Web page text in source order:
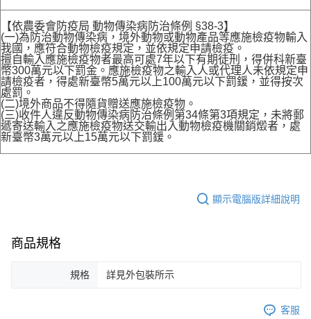
【依農委會防疫局 動物傳染病防治條例 §38-3】
(一)為防治動物傳染病，境外動物或動物產品等應施檢疫物輸入
我國，應符合動物檢疫規定，並依規定申請檢疫。
擅自輸入應施檢疫物者最高可處7年以下有期徒刑，得併科新臺
幣300萬元以下罰金。應施檢疫物之輸入人或代理人未依規定申
請檢疫者，得處新臺幣5萬元以上100萬元以下罰鍰，並得按次
處罰。
(二)境外商品不得隨貨贈送應施檢疫物。
(三)收件人違反動物傳染病防治條例第34條第3項規定，未將郵
遞寄送輸入之應施檢疫物送交輸出入動物檢疫機關銷燬者，處
新臺幣3萬元以上15萬元以下罰鍰。
顯示電腦版詳細說明
商品規格
規格 詳見外包裝所示
客服